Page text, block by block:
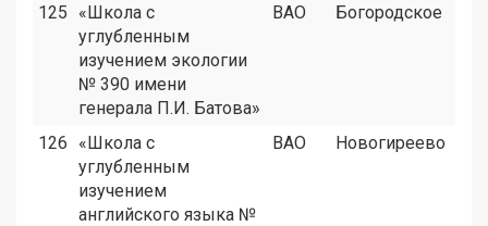
125
«Школа с
углубленным
изучением экологии
№ 390 имени
генерала П.И. Батова»
ВАО Богородское
126
«Школа с
углубленным
изучением
английского языка №
ВАО Новогиреево